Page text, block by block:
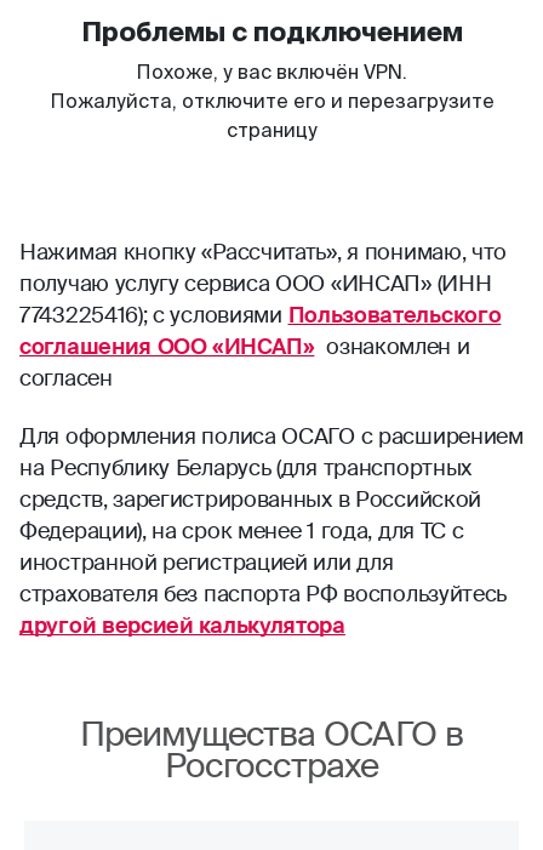
Нажимая кнопку «Рассчитать», я понимаю, что
получаю услугу сервиса ООО «ИНСАП» (ИНН
7743225416); с условиями Пользовательского
соглашения ООО «ИНСАП» ознакомлен и
согласен
Для оформления полиса ОСАГО с расширением
на Республику Беларусь (для транспортных
средств, зарегистрированных в Российской
Федерации), на срок менее 1 года, для ТС с
иностранной регистрацией или для
страхователя без паспорта РФ воспользуйтесь
другой версией калькулятора
Преимущества ОСАГО в
Росгосстрахе